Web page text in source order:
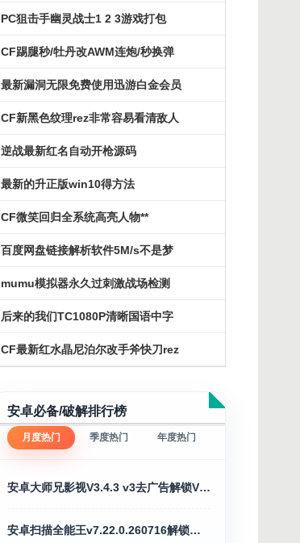
PC狙击手幽灵战士1 2 3游戏打包
CF踢腿秒/牡丹改AWM连炮/秒换弹
最新漏洞无限免费使用迅游白金会员
CF新黑色纹理rez非常容易看清敌人
逆战最新红名自动开枪源码
最新的升正版win10得方法
CF微笑回归全系统高亮人物**
百度网盘链接解析软件5M/s不是梦
mumu模拟器永久过刺激战场检测
后来的我们TC1080P清晰国语中字
CF最新红水晶尼泊尔改手斧快刀rez
安卓必备/破解排行榜
月度热门 季度热门 年度热门
安卓大师兄影视V3.4.3 v3去广告解锁VIP会员破解版
安卓扫描全能王v7.22.0.260716解锁破解VIP会员版